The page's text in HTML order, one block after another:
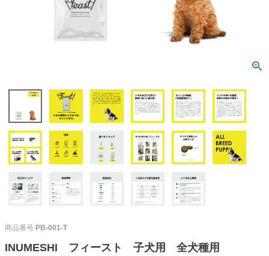
商品番号 PB-001-T
INUMESHI フィースト 子犬用 全犬種用